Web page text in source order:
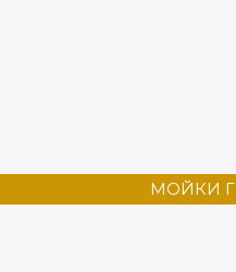
МОЙКИ